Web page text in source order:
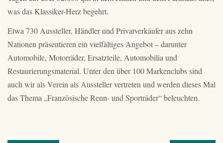
was das Klassiker-Herz begehrt.
Etwa 730 Aussteller, Händler und Privatverkäufer aus zehn
Nationen präsentieren ein vielfältiges Angebot – darunter
Automobile, Motorräder, Ersatzteile, Automobilia und
Restaurierungsmaterial. Unter den über 100 Markenclubs sind
auch wir als Verein als Aussteller vertreten und werden dieses Mal
das Thema „Französische Renn- und Sporträder“ beleuchten.